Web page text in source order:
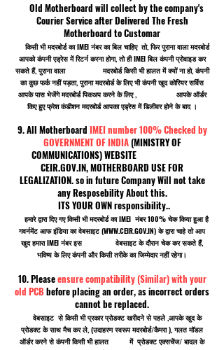
Old Motherboard will collect by the company's
Courier Service after Delivered The Fresh
Motherboard to Customar
किसी भी मदरबोर्ड का IMEI नंबर का बिल चाहिए तो, फिर पुराना वाला मदरबोर्ड
आपको कंपनी एड्रेस में रिटर्न करना होगा, तो ही IMEI बिल कंपनी प्रोवाइड कर
सकते हैं, पुराना वाला मदरबोर्ड किसी भी हालत में क्यों ना हो, कंपनी
का कुछ फर्क नहीं पड़ता, पुराना मदरबोर्ड के लिए भी कंपनी खुद कोरियर सर्विस
आपके पास भेजेंगे मदरबोर्ड पिकअप करने के लिए , आपके ऑर्डर
किए हुए फ्रेश कंडीशन मदरबोर्ड आपका एड्रेस में डिलीवर होने के बाद ।
9. All Motherboard IMEI number 100% Checked by
GOVERNMENT OF INDIA(MINISTRY OF
COMMUNICATIONS) WEBSITE
CEIR.GOV.IN, MOTHERBOARD USE FOR
LEGALIZATION. so in future Company Will not take
any Resposebility About this.
ITS YOUR OWN responsibility..
हमारे द्वारा दिए गए किसी भी मदरबोर्ड का IMEI नंबर 100% चेक किया हुआ है
गवर्नमेंट आफ इंडिया का वेबसाइट (WWW.CEIR.GOV.IN) के द्वारा चाहे तो आप
खुद हमारा IMEI नंबर इस वेबसाइट के दौरान चेक कर सकते हैं,
भविष्य के लिए कंपनी और किसी तरीके का जिम्मेदार नहीं रहेगा।
10. Pleaseensure compatibility (Similar) with your
old PCBbefore placing an order, as incorrect orders
cannot be replaced.
वेबसाइट से किसी भी प्रकार प्रोडक्ट खरीदने से पहले ,आपके खुद के
प्रोडक्ट के साथ मैच कर ले, (उदाहरण स्वरूप मदरबोर्ड/कैमरा ), गलत मॉडल
ऑर्डर करने से कंपनी किसी भी हालत में प्रोडक्ट एक्सचेंज/ बादल के